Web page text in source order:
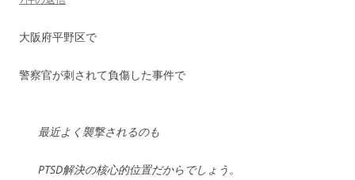
大阪府平野区で
警察官が刺されて負傷した事件で
最近よく襲撃されるのも
PTSD解決の核心的位置だからでしょう。